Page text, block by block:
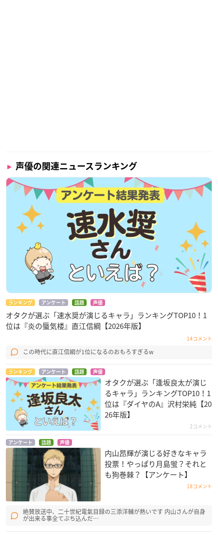
声優の関連ニュースランキング
ランキング アンケート 話題 声優
オタクが選ぶ「速水奨が演じるキャラ」ランキングTOP10！1
位は『炎の蜃気楼』直江信綱【2026年版】
14コメント
この時代に直江信綱が1位になるのおもろすぎるw
ランキング アンケート 話題 声優
オタクが選ぶ「逢坂良太が演じ
るキャラ」ランキングTOP10！1
位は『ダイヤのA』沢村栄純【20
26年版】
2コメント
アンケート 話題 声優
内山昂輝が演じる好きなキャラ
投票！やっぱり月島蛍？それと
も狗巻棘？【アンケート】
18コメント
絶賛放送中、二十世紀電氣目録の三添洋輔が熱いです 内山さんが自身
が出来る事全てぶち込んだ…